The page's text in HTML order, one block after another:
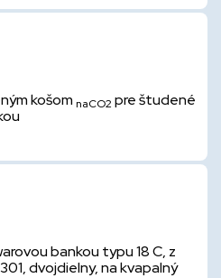
košom naCO2 pre študené
bankou typu 18 C, z
dvojdielny, na kvapalný